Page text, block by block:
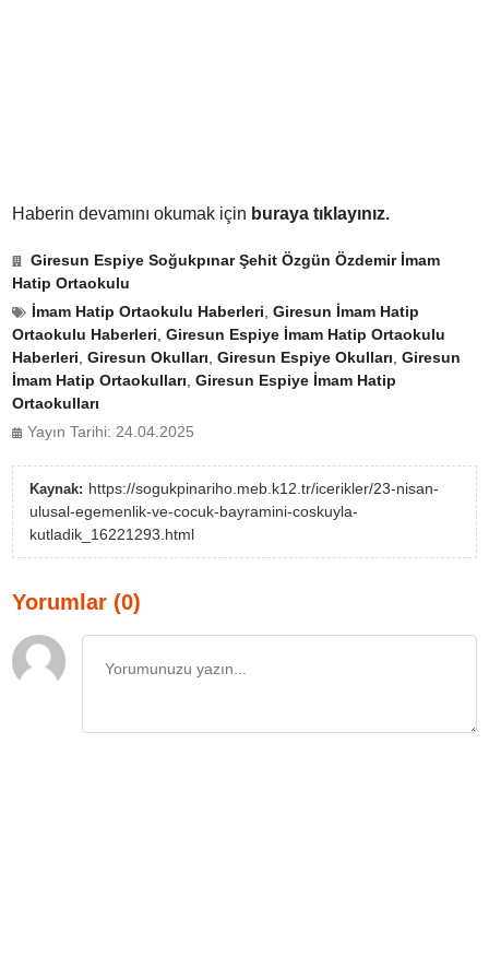
Haberin devamını okumak için buraya tıklayınız.
Giresun Espiye Soğukpınar Şehit Özgün Özdemir İmam
Hatip Ortaokulu
İmam Hatip Ortaokulu Haberleri ,Giresun İmam Hatip
Ortaokulu Haberleri ,Giresun Espiye İmam Hatip Ortaokulu
Haberleri ,Giresun Okulları ,Giresun Espiye Okulları ,Giresun
İmam Hatip Ortaokulları ,Giresun Espiye İmam Hatip
Ortaokulları
Yayın Tarihi: 24.04.2025
Kaynak: https://sogukpinariho.meb.k12.tr/icerikler/23-nisan-
ulusal-egemenlik-ve-cocuk-bayramini-coskuyla-
kutladik_16221293.html
Yorumlar (0)